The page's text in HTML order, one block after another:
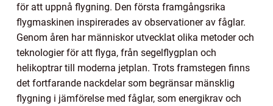
för att uppnå flygning. Den första framgångsrika
flygmaskinen inspirerades av observationer av fåglar.
Genom åren har människor utvecklat olika metoder och
teknologier för att flyga, från segelflygplan och
helikoptrar till moderna jetplan. Trots framstegen finns
det fortfarande nackdelar som begränsar mänsklig
flygning i jämförelse med fåglar, som energikrav och